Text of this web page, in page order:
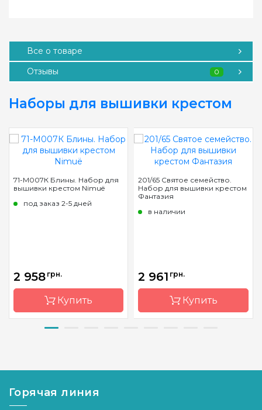
Все о товаре
Отзывы
0
Наборы для вышивки крестом
71-М007К Блины. Набор для
вышивки крестом Nimuë
под заказ 2-5 дней
2 958 грн.
Купить
Страна-
Франция
Размер
23*13 см
201/65 Святое семейство.
Набор для вышивки крестом
Фантазия
в наличии
2 961 грн.
Купить
Страна-
Украина
Горячая линия